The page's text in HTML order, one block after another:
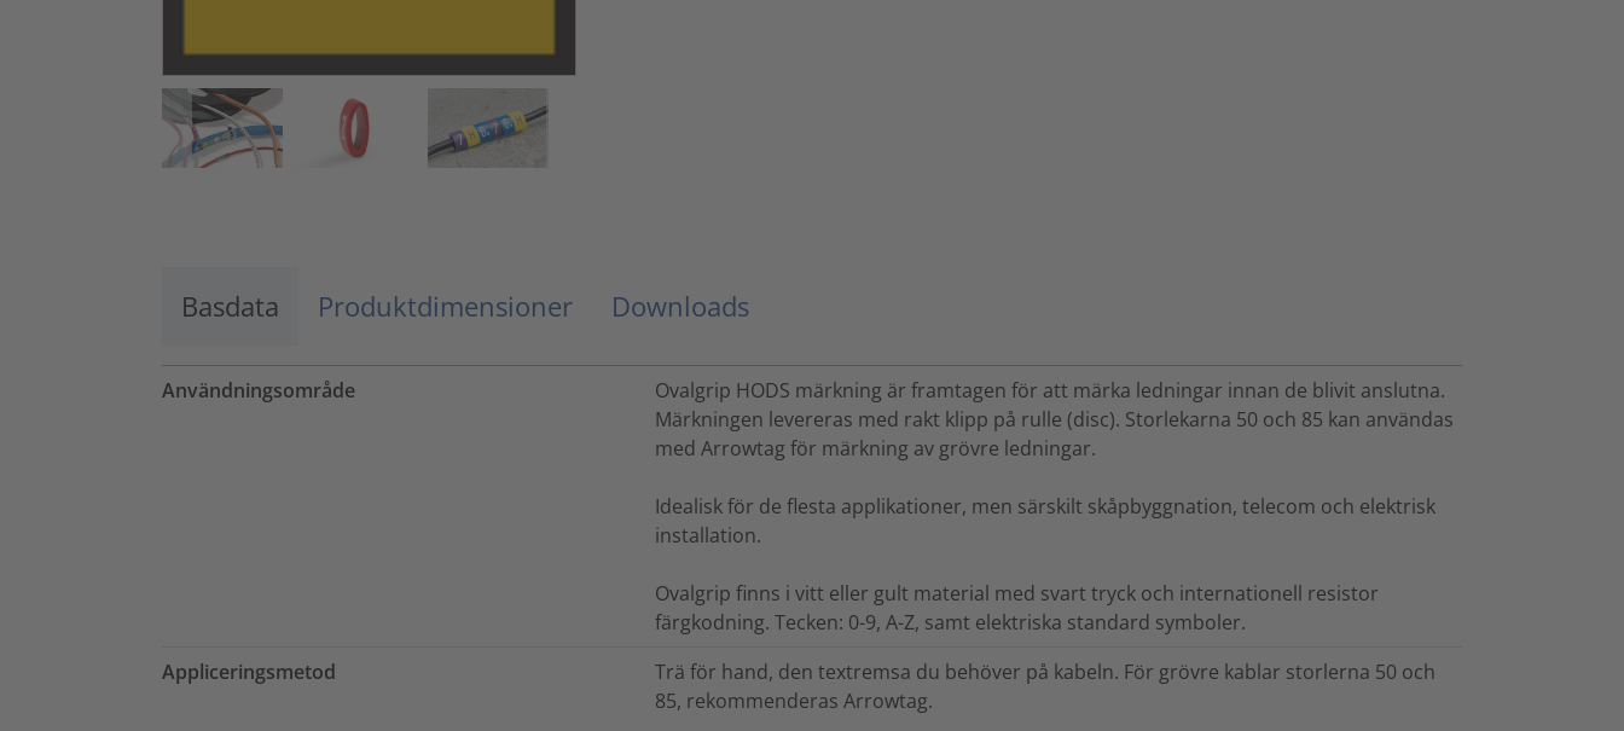
Basdata Produktdimensioner Downloads
Användningsområde
Ovalgrip HODS märkning är framtagen för att märka ledningar innan de blivit anslutna.
Märkningen levereras med rakt klipp på rulle (disc). Storlekarna 50 och 85 kan användas
med Arrowtag för märkning av grövre ledningar.
Idealisk för de flesta applikationer, men särskilt skåpbyggnation, telecom och elektrisk
installation.
Ovalgrip finns i vitt eller gult material med svart tryck och internationell resistor
färgkodning. Tecken: 0-9, A-Z, samt elektriska standard symboler.
Appliceringsmetod
Trä för hand, den textremsa du behöver på kabeln. För grövre kablar storlerna 50 och
85, rekommenderas Arrowtag.